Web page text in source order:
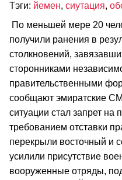
Тэги: йемен, сиутация,
По меньшей мере 20
получили ранения в
столкновений,
сторонниками
правительственными
сообщают эмиратские
ситуации стал запрет на
требованием отставки
перекрыли восточный и
усилили присутствие
вооруженные отряды,